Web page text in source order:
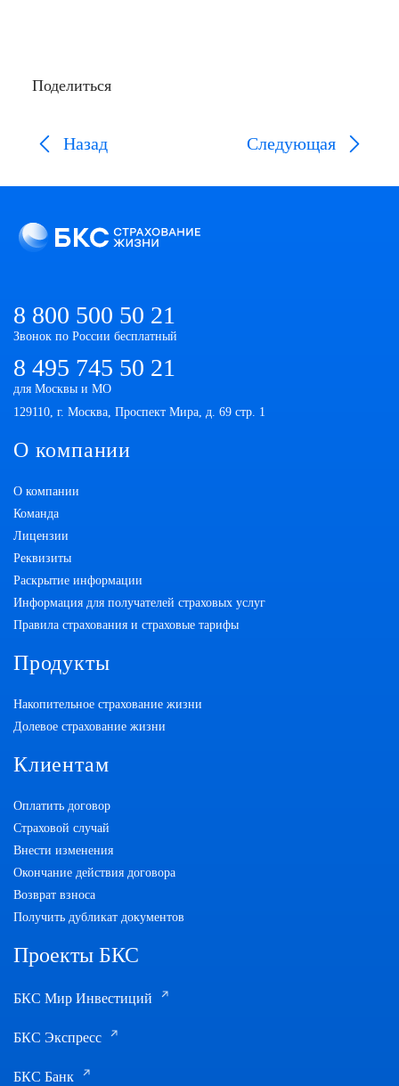
Поделиться
Назад Следующая
8 800 500 50 21
Звонок по России бесплатный
8 495 745 50 21
для Москвы и МО
129110, г. Москва, Проспект Мира, д. 69 стр. 1
О компании
О компании
Команда
Лицензии
Реквизиты
Раскрытие информации
Информация для получателей страховых услуг
Правила страхования и страховые тарифы
Продукты
Накопительное страхование жизни
Долевое страхование жизни
Клиентам
Оплатить договор
Страховой случай
Внести изменения
Окончание действия договора
Возврат взноса
Получить дубликат документов
Проекты БКС
БКС Мир Инвестиций
БКС Экспресс
БКС Банк